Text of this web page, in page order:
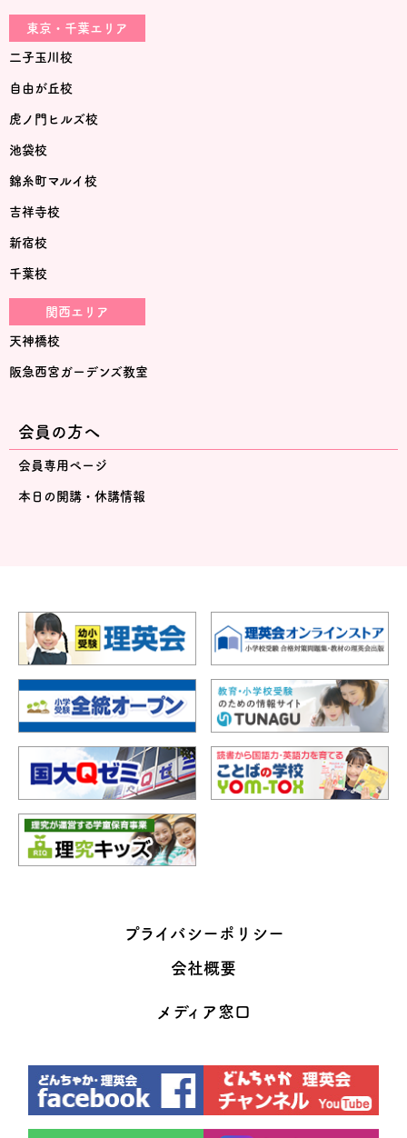
東京・千葉エリア
二子玉川校
自由が丘校
虎ノ門ヒルズ校
池袋校
錦糸町マルイ校
吉祥寺校
新宿校
千葉校
関西エリア
天神橋校
阪急西宮ガーデンズ教室
会員の方へ
会員専用ページ
本日の開講・休講情報
プライバシーポリシー
会社概要
メディア窓口